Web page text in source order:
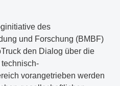
des
und Forschung (BMBF)
den Dialog über die
vorangetrieben werden